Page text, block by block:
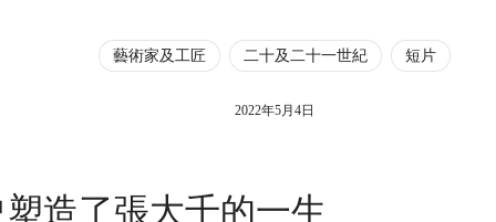
藝術家及工匠 二十及二十一世紀 短片
2022年5月4日
造了張大千的一生